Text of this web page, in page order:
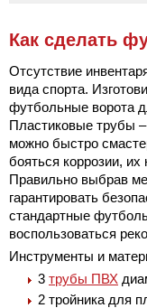
Как сделать
Отсутствие
вида спорта.
футбольные ворота
Пластиковые трубы
можно быстро
бояться коррозии,
Правильно выбрав
гарантировать
стандартные
воспользоваться
Инструменты и
3 трубы ПВХ
2 тройника для